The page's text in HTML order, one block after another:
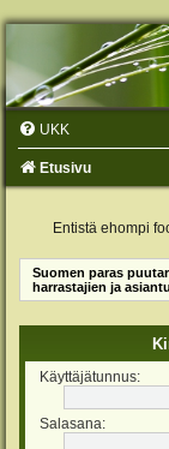
UKK
Etusivu
Entistä ehompi
Suomen paras
harrastajien ja
Käyttäjätunnus:
Salasana: